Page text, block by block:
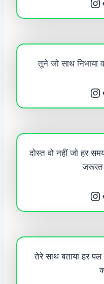
तूने जो साथ निभाया
Instagram
दोस्त वो नहीं जो हर
जरूरत
Instagram
तेरे साथ बताया हर